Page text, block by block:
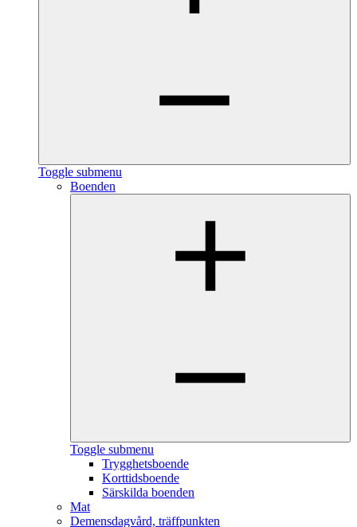
Toggle submenu
Boenden
Toggle submenu
Trygghetsboende
Korttidsboende
Särskilda boenden
Mat
Demensdagvård, träffpunkten